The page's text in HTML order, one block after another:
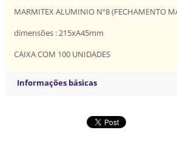
MARMITEX ALUMINIO Nº8 (FECHAMENTO
dimensões : 215xA45mm
CAIXA COM 100 UNIDADES
Informações básicas